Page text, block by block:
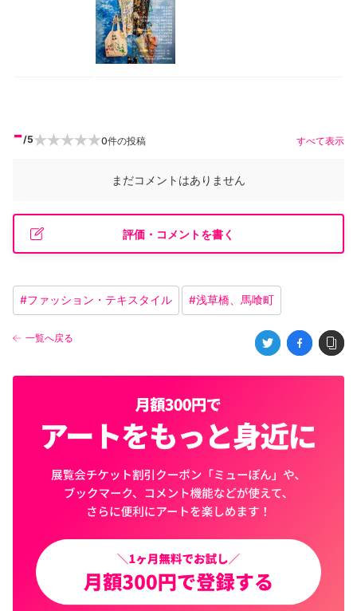
-/5 0件の投稿 すべて表示
まだコメントはありません
評価・コメントを書く
#ファッション・テキスタイル #浅草橋、馬喰町
一覧へ戻る